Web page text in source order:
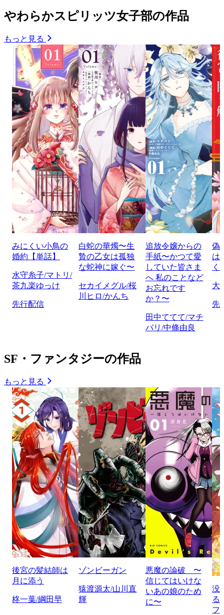
やわらかスピリッツ女子部の作品
もっと見る
みにくい小鳥の
婚約【単話】
水守糸子/マトリ/
茶九楽ゆっけ
先行配信
白蛇の華燭〜生
贄の乙女は孤独
な蛇神に嫁ぐ〜
セカイメグル/桜
川ヒロ/かんち
追放令嬢からの
手紙〜かつて愛
していた皆さま
へ 私のことなど
お忘れです
か？〜
田中ててて/マチ
バリ/中條由良
偽
は
く
大
先
SF・ファンタジーの作品
もっと見る
後宮の髪結師は
月に添う
柊一葉/綱田早
ゾンビーガン
猿渡源太/山川直
輝
悪魔の論破 〜
信じてはいけな
いあの娘のため
に〜
没
る
フ